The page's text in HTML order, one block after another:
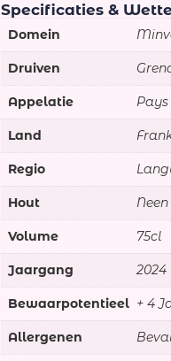
Specificaties &
Domein
Druiven
Appelatie
Land
Regio
Hout Neen
Volume 75cl
Jaargang 2024
Bewaarpotentieel + 4
Allergenen